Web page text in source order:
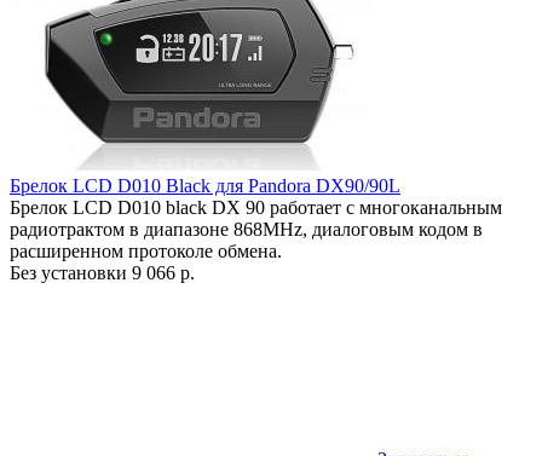
Брелок LCD D010 Black для Pandora DX90/90L
Брелок LCD D010 black DX 90 работает c многоканальным
радиотрактом в диапазоне 868MHz, диалоговым кодом в
расширенном протоколе обмена.
Без установки 9 066 р.